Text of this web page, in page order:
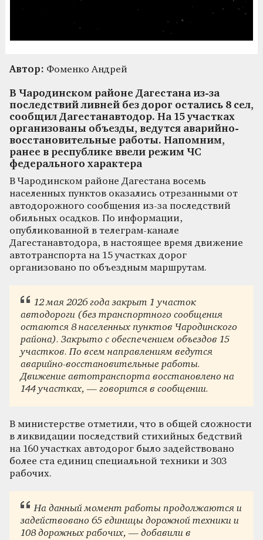
Автор: Фоменко Андрей
В Чародинском районе Дагестана из-за
последствий ливней без дорог остались 8 сел,
сообщил Дагестанавтодор. На 15 участках
организованы объезды, ведутся аварийно-
восстановительные работы. Напомним,
ранее в республике ввели режим ЧС
федерального характера
В Чародинском районе Дагестана восемь
населенных пунктов оказались отрезанными от
автодорожного сообщения из-за последствий
обильных осадков. По информации,
опубликованной в телеграм-канале
Дагестанавтодора, в настоящее время движение
автотранспорта на 15 участках дорог
организовано по объездным маршрутам.
12 мая 2026 года закрыт 1 участок
автодороги (без транспортного сообщения
остаются 8 населенных пунктов Чародинского
района). Закрыто с обеспечением объездов 15
участков. По всем направлениям ведутся
аварийно-восстановительные работы.
Движение автотранспорта восстановлено на
144 участках, — говорится в сообщении.
В министерстве отметили, что в общей сложности
в ликвидации последствий стихийных бедствий
на 160 участках автодорог было задействовано
более ста единиц специальной техники и 303
рабочих.
На данный момент работы продолжаются и
задействовано 65 единицы дорожной техники и
108 дорожных рабочих, — добавили в